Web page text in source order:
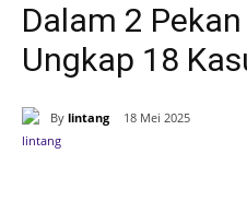
Dalam 2
Ungkap 18
By lintang 18 Mei 2025